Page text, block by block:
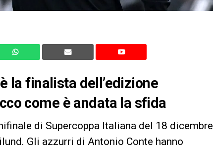
la finalista dell’edizione
come è andata la sfida
di Supercoppa Italiana del 18 dicembre
Gli azzurri di Antonio Conte hanno